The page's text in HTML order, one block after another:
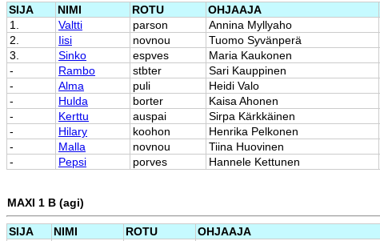
SIJA NIMI ROTU OHJAAJA
1.
Valtti parson Annina Myllyaho
2.
Iisi novnou Tuomo Syvänperä
3.
Sinko espves Maria Kaukonen
-
Rambo stbter Sari Kauppinen
-
Alma puli Heidi Valo
-
Hulda borter Kaisa Ahonen
-
Kerttu auspai Sirpa Kärkkäinen
-
Hilary koohon Henrika Pelkonen
-
Malla novnou Tiina Huovinen
-
Pepsi porves Hannele Kettunen
MAXI 1 B (agi)
SIJA NIMI ROTU OHJAAJA